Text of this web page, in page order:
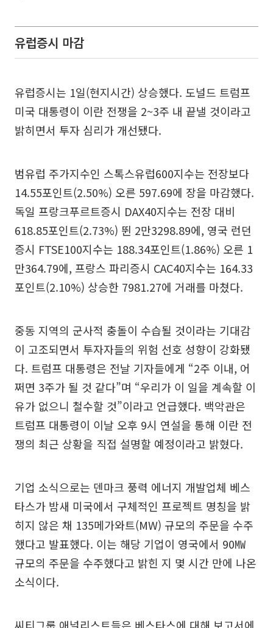
유럽증시 마감
유럽증시는 1일(현지시간) 상승했다. 도널드 트럼프
미국 대통령이 이란 전쟁을 2~3주 내 끝낼 것이라고
밝히면서 투자 심리가 개선됐다.
범유럽 주가지수인 스톡스유럽600지수는 전장보다
14.55포인트(2.50%) 오른 597.69에 장을 마감했다.
독일 프랑크푸르트증시 DAX40지수는 전장 대비
618.85포인트(2.73%) 뛴 2만3298.89에, 영국 런던
증시 FTSE100지수는 188.34포인트(1.86%) 오른 1
만364.79에, 프랑스 파리증시 CAC40지수는 164.33
포인트(2.10%) 상승한 7981.27에 거래를 마쳤다.
중동 지역의 군사적 충돌이 수습될 것이라는 기대감
이 고조되면서 투자자들의 위험 선호 성향이 강화됐
다. 트럼프 대통령은 전날 기자들에게 “2주 이내, 어
쩌면 3주가 될 것 같다”며 “우리가 이 일을 계속할 이
유가 없으니 철수할 것”이라고 언급했다. 백악관은
트럼프 대통령이 이날 오후 9시 연설을 통해 이란 전
쟁의 최근 상황을 직접 설명할 예정이라고 밝혔다.
기업 소식으로는 덴마크 풍력 에너지 개발업체 베스
타스가 밤새 미국에서 구체적인 프로젝트 명칭을 밝
히지 않은 채 135메가와트(MW) 규모의 주문을 수주
했다고 발표했다. 이는 해당 기업이 영국에서 90㎿
규모의 주문을 수주했다고 밝힌 지 몇 시간 만에 나온
소식이다.